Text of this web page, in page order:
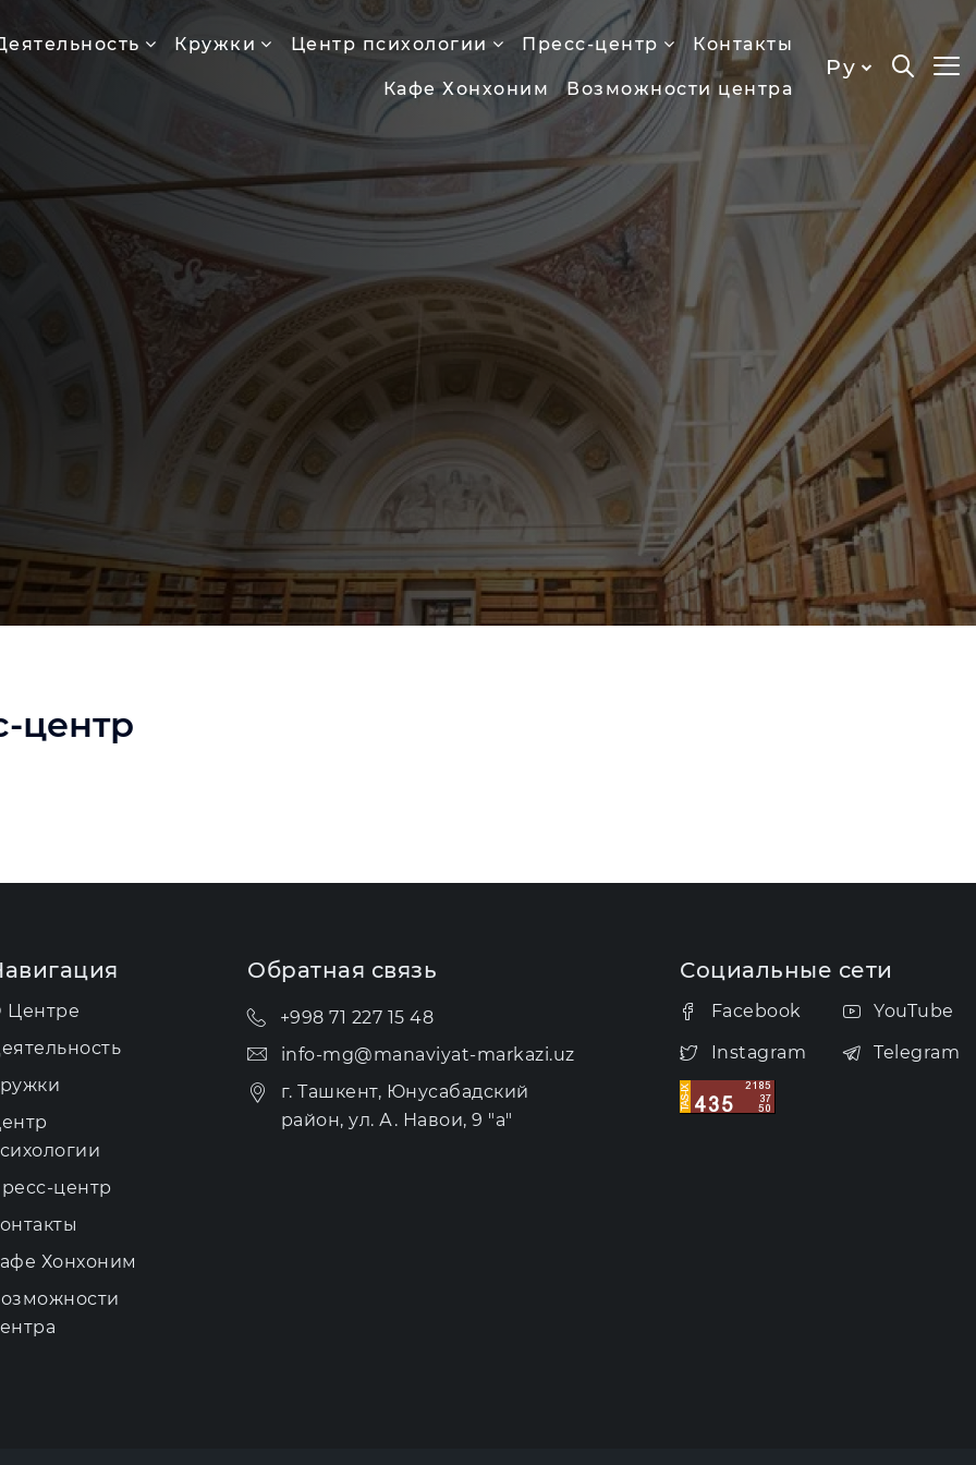
Кружки Центр психологии Пресс-центр Контакты
Кафе Хонхоним Возможности центра
Ру
центр
Центре
центр
Хонхоним
Обратная связь
+998 71 227 15 48
info-mg@manaviyat-markazi.uz
г. Ташкент, Юнусабадский
район, ул. А. Навои, 9 "а"
Социальные сети
Facebook
Instagram
YouTube
Telegram